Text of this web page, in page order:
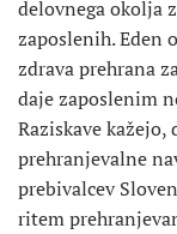
delovnega okolja
zaposlenih. Eden
zdrava prehrana
daje zaposlenim
Raziskave
prehranjevalne
prebivalcev
ritem